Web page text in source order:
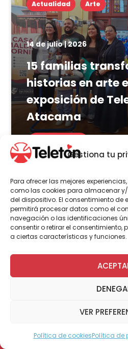
Gestiona tu
Para ofrecer las mejores
como las cookies para almacenar
del dispositivo. El consentimiento de
permitirá procesar datos como el
navegación o las identificaciones
consentir o retirar el
a ciertas características y funciones.
VER
Política de cookiesPolítica de
Actualidad Arte
14 de julio | 2026
15 familias
historias en arte
exposición de
Atacama
LEER MÁS
Actualidad
8 de julio | 2026
Centro
en Castro:
acercar
300 familias
Modo